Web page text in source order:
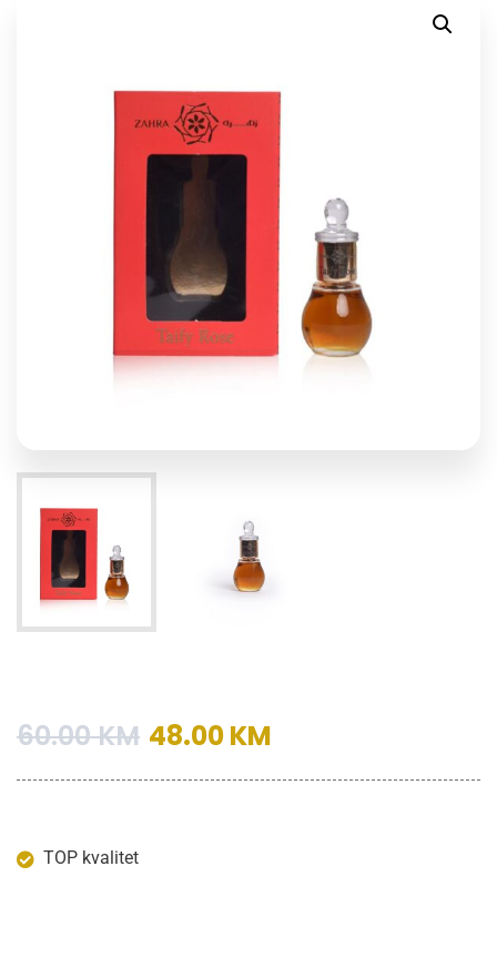
60.00KM 48.00KM
TOP kvalitet